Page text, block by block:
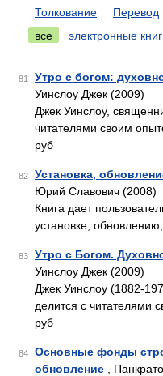
Толкование Перевод
все
электронные
81 Утро с богом:
Уинслоу Джек (2009)
Джек Уинслоу,
читателями своим
руб
82 Установка,
Юрий Славович (2008)
Книга дает
установке,
83 Утро с Богом.
Уинслоу Джек (2009)
Джек Уинслоу (1882-
делится с читателями
руб
84
Основные фонды
обновление ,